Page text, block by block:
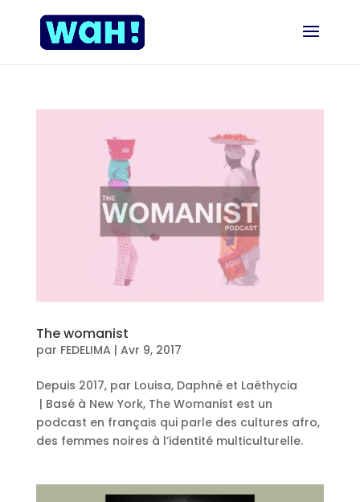
The womanist
par FEDELIMA | Avr 9, 2017
Depuis 2017, par Louisa, Daphné et Laéthycia
| Basé à New York, The Womanist est un
podcast en français qui parle des cultures afro,
des femmes noires à l’identité multiculturelle.